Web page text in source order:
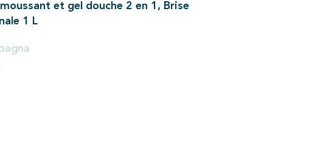
moussant et gel douche 2 en 1, Brise
1 L